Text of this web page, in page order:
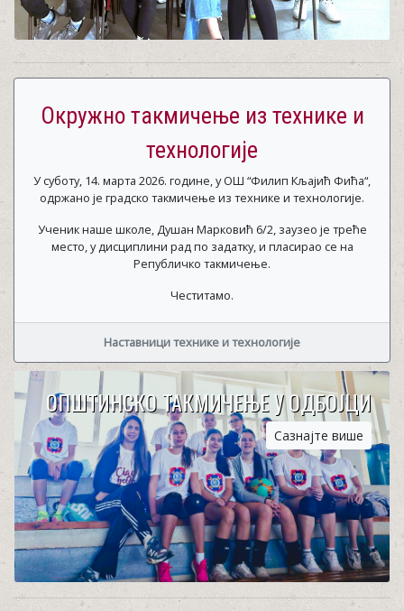
Окружно такмичење из технике и
технологије
У суботу, 14. марта 2026. године, у ОШ “Филип Кљајић Фића“,
одржано је градско такмичење из технике и технологије.
Ученик наше школе, Душан Марковић 6/2, заузео је треће
место, у дисциплини рад по задатку, и пласирао се на
Републичко такмичење.
Честитамо.
Наставници технике и технологије
ОПШТИНСКО ТАКМИЧЕЊЕ У ОДБОЈЦИ
Сазнајте више